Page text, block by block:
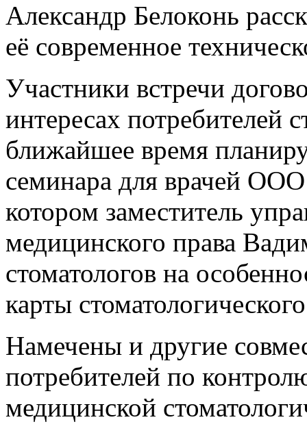
Александр Белоконь
её современное
Участники встречи
интересах потребителей
ближайшее время
семинара для врачей
котором заместитель
медицинского права
стоматологов на
карты
Намечены и другие
потребителей по
медицинской